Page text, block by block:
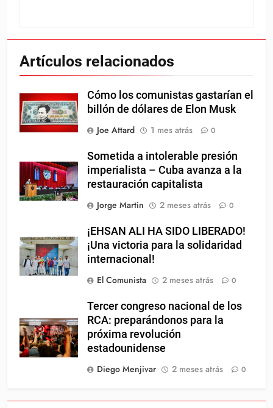
Artículos relacionados
Cómo los comunistas gastarían el
billón de dólares de Elon Musk
Joe Attard
1 mes atrás 0
Sometida a intolerable presión
imperialista – Cuba avanza a la
restauración capitalista
Jorge Martin
2 meses atrás 0
¡EHSAN ALI HA SIDO LIBERADO!
¡Una victoria para la solidaridad
internacional!
El Comunista
2 meses atrás 0
Tercer congreso nacional de los
RCA: preparándonos para la
próxima revolución
estadounidense
Diego Menjivar
2 meses atrás 0